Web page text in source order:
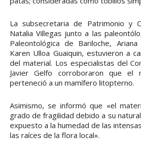
La subsecretaria de Patrimonio y
Natalia Villegas junto a las
Paleontológica de Bariloche,
Karen Ulloa Guaiquin, estuvieron a
del material. Los especialistas del
Javier Gelfo corroboraron que el
perteneció a un mamífero litopterno.
Asimismo, se informó que «el
grado de fragilidad debido a su
expuesto a la humedad de las
las raíces de la flora local».